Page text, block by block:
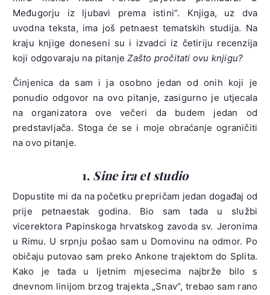
Međugorju iz ljubavi prema istini“. Knjiga, uz dva
uvodna teksta, ima još petnaest tematskih studija. Na
kraju knjige doneseni su i izvadci iz četiriju recenzija
koji odgovaraju na pitanjeZašto pročitati ovu knjigu?
Činjenica da sam i ja osobno jedan od onih koji je
ponudio odgovor na ovo pitanje, zasigurno je utjecala
na organizatora ove večeri da budem jedan od
predstavljača. Stoga će se i moje obraćanje ograničiti
na ovo pitanje.
1. Sine ira et studio
Dopustite mi da na početku prepričam jedan događaj od
prije petnaestak godina. Bio sam tada u službi
vicerektora Papinskoga hrvatskog zavoda sv. Jeronima
u Rimu. U srpnju pošao sam u Domovinu na odmor. Po
običaju putovao sam preko Ankone trajektom do Splita.
Kako je tada u ljetnim mjesecima najbrže bilo s
dnevnom linijom brzog trajekta „Snav“, trebao sam rano